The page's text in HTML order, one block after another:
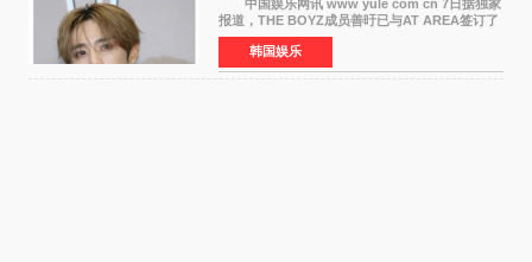
中国娱乐网讯 www yule com cn 7日据独家
报道，THE BOYZ成员善旴已与AT AREA签订了
专属合约。AT AREA是由知名制作人组合
Groovy Room创立的hip-hop厂牌，旗下拥有多
位实力派音乐人，在韩
韩国娱乐